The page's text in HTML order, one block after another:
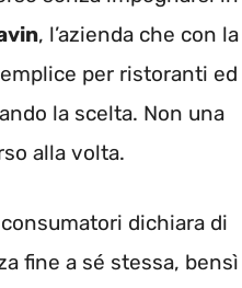
, l’azienda che con la
per ristoranti ed
la scelta. Non una
alla volta.
dichiara di
fine a sé stessa, bensì